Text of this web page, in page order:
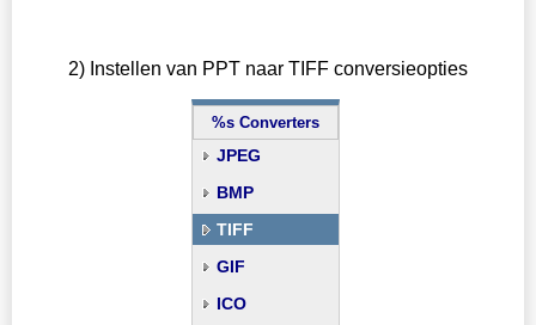
2) Instellen van PPT naar TIFF conversieopties
%s Converters
JPEG
BMP
TIFF
GIF
ICO